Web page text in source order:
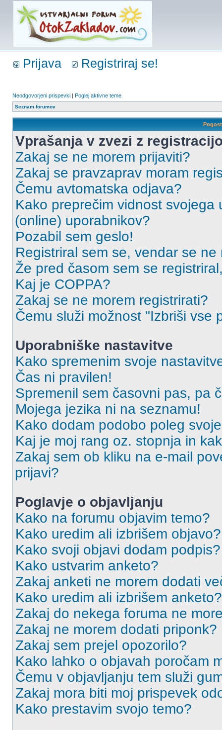
Prijava Registriraj se!
Neodgovorjeni prispevki | Poglej aktivne teme
Seznam forumov
Vprašanja v zvezi z
Zakaj se ne morem prijaviti?
Zakaj se pravzaprav moram
Čemu avtomatska odjava?
Kako preprečim vidnost
(online) uporabnikov?
Pozabil sem geslo!
Registriral sem se, vendar se ne
Že pred časom sem se
Kaj je COPPA?
Zakaj se ne morem registrirati?
Čemu služi možnost "Izbriši vse
Uporabniške nastavitve
Kako spremenim svoje
Čas ni pravilen!
Spremenil sem časovni pas, pa
Mojega jezika ni na seznamu!
Kako dodam podobo poleg
Kaj je moj rang oz. stopnja in
Zakaj sem ob kliku na e-mail
prijavi?
Poglavje o objavljanju
Kako na forumu objavim temo?
Kako uredim ali izbrišem objavo?
Kako svoji objavi dodam podpis?
Kako ustvarim anketo?
Zakaj anketi ne morem dodati
Kako uredim ali izbrišem anketo?
Zakaj do nekega foruma ne
Zakaj ne morem dodati priponk?
Zakaj sem prejel opozorilo?
Kako lahko o objavah poročam
Čemu v objavljanju tem služi
Zakaj mora biti moj prispevek
Kako prestavim svojo temo?